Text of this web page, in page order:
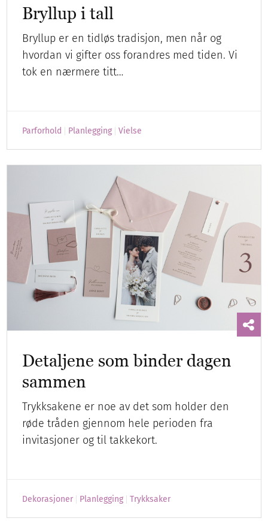
Bryllup i tall
Bryllup er en tidløs tradisjon, men når og
hvordan vi gifter oss forandres med tiden. Vi
tok en nærmere titt…
Parforhold Planlegging Vielse
Detaljene som binder dagen
sammen
Trykksakene er noe av det som holder den
røde tråden gjennom hele perioden fra
invitasjoner og til takkekort.
Dekorasjoner Planlegging Trykksaker